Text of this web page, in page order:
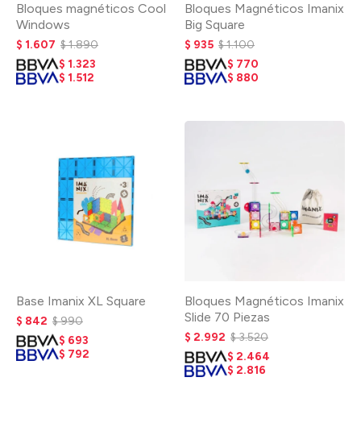
Bloques magnéticos Cool
Windows
$ 1.607 $1.890
$ 1.323
$ 1.512
Bloques Magnéticos Imanix
Big Square
$ 935 $1.100
$ 770
$ 880
Base Imanix XL Square
$ 842 $990
$ 693
$ 792
Bloques Magnéticos Imanix
Slide 70 Piezas
$ 2.992 $3.520
$ 2.464
$ 2.816